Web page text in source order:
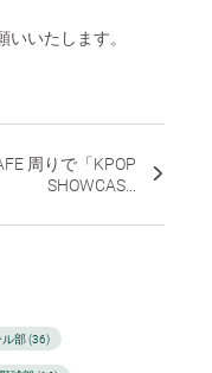
いたします。
周りで「KPOP
SHOWCAS...
部 (36)